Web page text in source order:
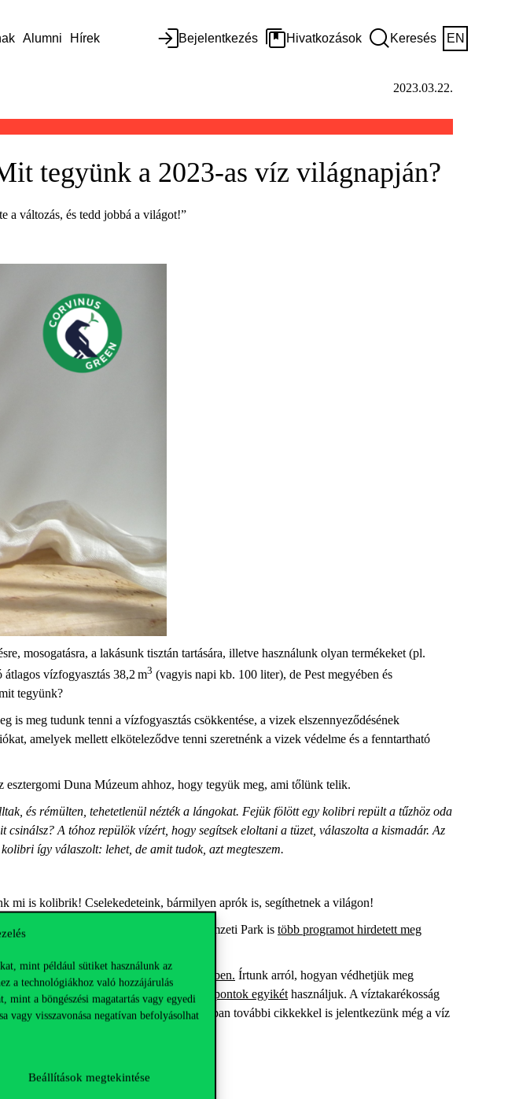
mint például sütiket használunk az
a technológiákhoz való hozzájárulás
mint a böngészési magatartás vagy egyedi
vagy visszavonása negatívan befolyásolhat
Beállítások megtekintése
Alumni Hírek Bejelentkezés Hivatkozások Keresés EN
2023.03.22.
tegyünk a 2023-as víz világnapján?
a változás, és tedd jobbá a világot!”
mosogatásra, a lakásunk tisztán tartására, illetve használunk olyan termékeket (pl.
vízfogyasztás 38,2 m3 (vagyis napi kb. 100 liter), de Pest megyében és
tegyünk?
is meg tudunk tenni a vízfogyasztás csökkentése, a vizek elszennyeződésének
amelyek mellett elköteleződve tenni szeretnénk a vizek védelme és a fenntartható
esztergomi Duna Múzeum ahhoz, hogy tegyük meg, ami tőlünk telik.
és rémülten, tehetetlenül nézték a lángokat. Fejük fölött egy kolibri repült a tűzhöz oda
A tóhoz repülök vízért, hogy segítsek eloltani a tüzet, válaszolta a kismadár. Az
így válaszolt: lehet, de amit tudok, azt megteszem.
mi is kolibrik! Cselekedeteink, bármilyen aprók is, segíthetnek a világon!
néhányat, illetve a Duna-Ipoly Nemzeti Park is több programot hirdetett meg
márciusban a Hónap témája projektben. Írtunk arról, hogyan védhetjük meg
az egyetemen elhelyezettvízvételi pontok egyikét használjuk. A víztakarékosság
fel az egyetemi csapokra. Márciusban további cikkekkel is jelentkezünk még a víz
elérhető lesz.